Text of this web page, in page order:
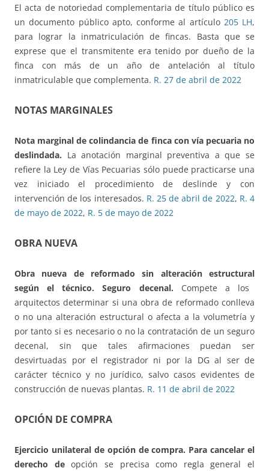
El acta de notoriedad complementaria de título público es
un documento público apto, conforme al artículo 205 LH,
para lograr la inmatriculación de fincas. Basta que se
exprese que el transmitente era tenido por dueño de la
finca con más de un año de antelación al título
inmatriculable que complementa. R. 27 de abril de 2022
NOTAS MARGINALES
Nota marginal de colindancia de finca con vía pecuaria no
deslindada. La anotación marginal preventiva a que se
refiere la Ley de Vías Pecuarias sólo puede practicarse una
vez iniciado el procedimiento de deslinde y con
intervención de los interesados. R. 25 de abril de 2022, R. 4
de mayo de 2022, R. 5 de mayo de 2022
OBRA NUEVA
Obra nueva de reformado sin alteración estructural
según el técnico. Seguro decenal. Compete a los
arquitectos determinar si una obra de reformado conlleva
o no una alteración estructural o afecta a la volumetría y
por tanto si es necesario o no la contratación de un seguro
decenal, sin que tales afirmaciones puedan ser
desvirtuadas por el registrador ni por la DG al ser de
carácter técnico y no jurídico, salvo casos evidentes de
construcción de nuevas plantas. R. 11 de abril de 2022
OPCIÓN DE COMPRA
Ejercicio unilateral de opción de compra. Para cancelar el
derecho deopción se precisa como regla general el